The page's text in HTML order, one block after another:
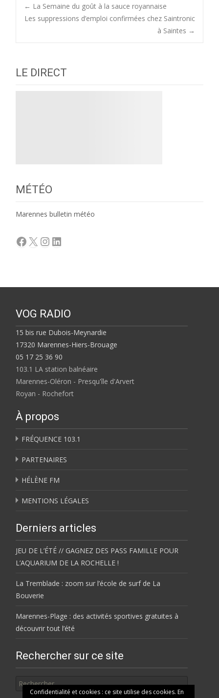
Post
navigation
← La Semaine du goût à la sauce royannaise
Les suppressions d’emploi confirmées chez Saintronic
à Saintes →
LE DIRECT
MÉTÉO
Marennes bulletin météo
Facebook
X Instagram
LinkedIn
VOG RADIO
15 bis rue Dubois-Meynardie
17320 Marennes-Hiers-Brouage
05 17 25 36 90
103.1 LA station balnéaire
Marennes-Oléron - Presqu'île d'Arvert
Royan - Rochefort
À propos
FRÉQUENCE 103.1
PARTENAIRES
HÉLÈNE FM
MENTIONS LÉGALES
Derniers articles
JEU DE L’ÉTÉ // GAGNEZ DES PASS FAMILLE POUR
L’AQUARIUM DE LA ROCHELLE !
La Tremblade : zoom sur l’école de surf de La
Bouverie
Marennes-Plage : des activités sportives gratuites à
découvrir tout l’été
Rechercher sur ce site
Confidentialité et cookies : ce site utilise des cookies. En